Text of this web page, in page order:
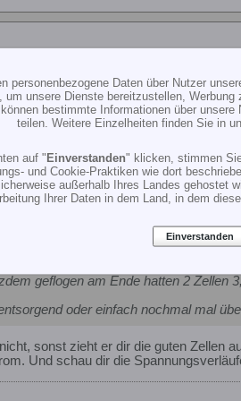
doch nicht ?
des Akkus wieder ein wenig
doch nicht ?
geflogen am Ende hatten 2 Zellen
oder einfach nochmal mal
sonst zieht er dir die guten Zellen
Und schau dir die
personenbezogene Daten über Nutzer
um unsere Dienste bereitzustellen,
bestimmte Informationen über
teilen. Weitere Einzelheiten finden Sie in
auf "Einverstanden" klicken, stimmen
und Cookie-Praktiken wie dort
außerhalb Ihres Landes gehostet
Ihrer Daten in dem Land, in dem
Einverstanden